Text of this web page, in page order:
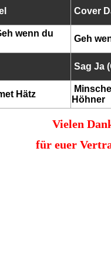
Cover
wenn du
Geh
Sag Ja
Hätz
Höhner
Vielen
für euer